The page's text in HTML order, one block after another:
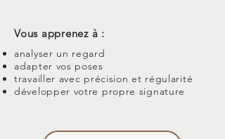
Vous apprenez à :
analyser un regard
adapter vos poses
travailler avec précision et régularité
développer votre propre signature